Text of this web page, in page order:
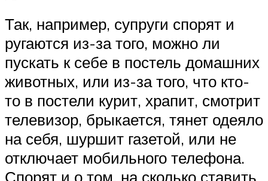
Так, например, супруги спорят и
ругаются из-за того, можно ли
пускать к себе в постель домашних
животных, или из-за того, что кто-
то в постели курит, храпит, смотрит
телевизор, брыкается, тянет одеяло
на себя, шуршит газетой, или не
отключает мобильного телефона.
Спорят и о том, на сколько ставить